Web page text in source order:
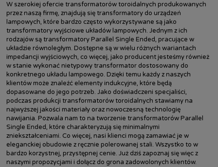
W szerokiej ofercie transformatorów toroidalnych produkowanych
przez naszą firmę, znajdują się transformatory do urządzeń
lampowych, które bardzo często wykorzystywane są jako
transformatory wyjściowe układów lampowych. Jednym z ich
rodzajów są transformatory Parallel Single Ended, pracujące w
układzie równoległym. Dostępne są w wielu różnych wariantach
impedancji wyjściowych, co więcej, jako producent jesteśmy również
w stanie wykonać nietypowy transformator dostosowany do
konkretnego układu lampowego. Dzięki temu każdy z naszych
klientów może znaleźć elementy indukcyjne, które będą
dopasowane do jego potrzeb. Jako doświadczeni specjaliści,
podczas produkcji transformatorów toroidalnych stawiamy na
najwyższej jakości materiały oraz nowoczesną technologię
nawijania. Pozwala nam to na tworzenie transformatorów Parallel
Single Ended, które charakteryzują się minimalnymi
zniekształceniami. Co więcej, nasi klienci mogą zamawiać je w
eleganckiej obudowie z ręcznie polerowanej stali. Wszystko to w
bardzo korzystnej, przystępnej cenie. Już dziś zapoznaj się więc z
naszymi propozycjami i dołącz do grona zadowolonych klientów.